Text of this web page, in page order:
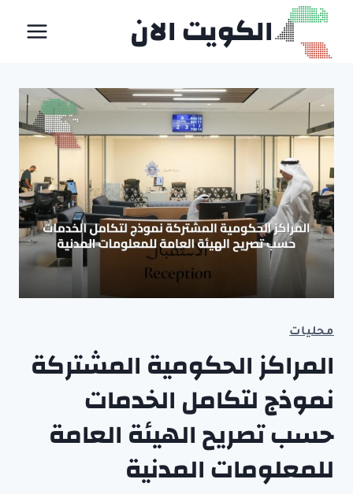
التجاوز
المحتوى
الكويت الان
محليات
المراكز الحكومية المشتركة
نموذج لتكامل الخدمات
حسب تصريح الهيئة العامة
للمعلومات المدنية